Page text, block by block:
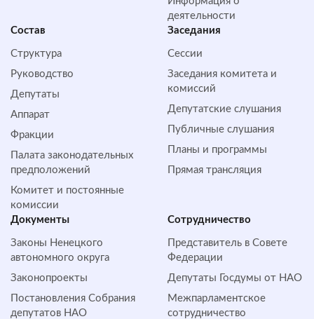
деятельности
Состав
Структура
Руководство
Депутаты
Аппарат
Фракции
Палата законодательных
предположений
Комитет и постоянные
комиссии
Заседания
Сессии
Заседания комитета и
комиссий
Депутатские слушания
Публичные слушания
Планы и программы
Прямая трансляция
Документы
Законы Ненецкого
автономного округа
Законопроекты
Постановления Собрания
депутатов НАО
Сотрудничество
Представитель в Совете
Федерации
Депутаты Госдумы от НАО
Межпарламентское
сотрудничество